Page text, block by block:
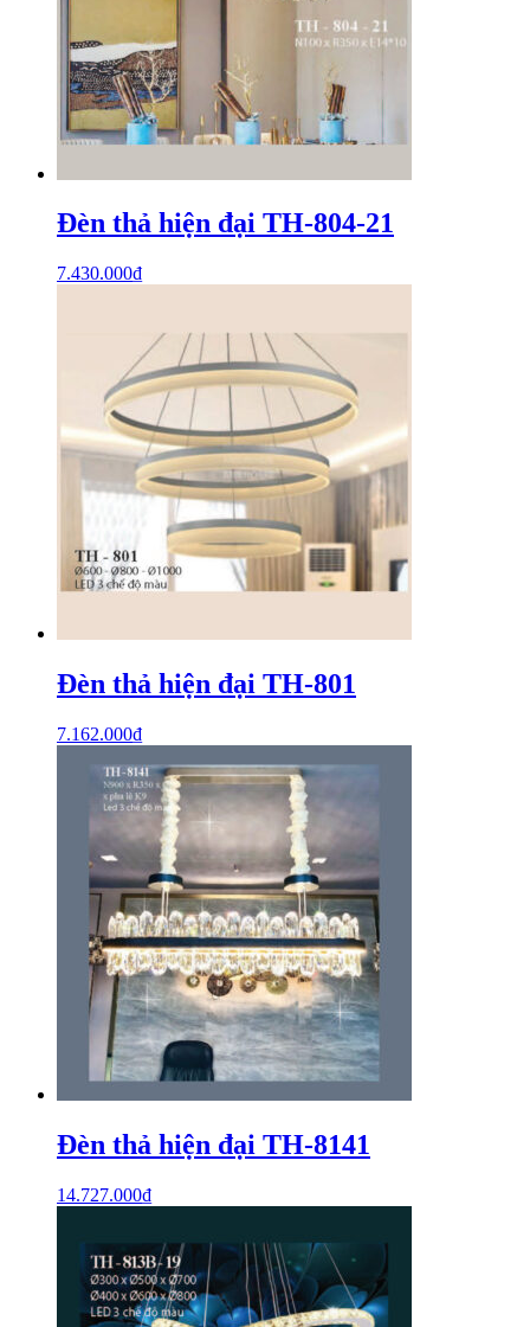
Đèn thả hiện đại TH-804-21
7.430.000₫
Đèn thả hiện đại TH-801
7.162.000₫
Đèn thả hiện đại TH-8141
14.727.000₫